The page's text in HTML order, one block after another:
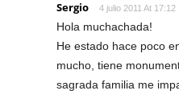
Sergio 4 julio 2011 At 17:12
Hola muchachada!
He estado hace poco
mucho, tiene
sagrada familia me